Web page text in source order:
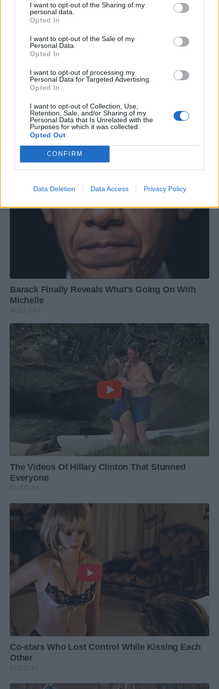
I want to opt-out of the Sharing of my
personal data.
Opted In
I want to opt-out of the Sale of my
Personal Data.
Opted In
I want to opt-out of processing my
Personal Data for Targeted Advertising.
Opted In
I want to opt-out of Collection, Use,
Retention, Sale, and/or Sharing of my
Personal Data that Is Unrelated with the
Purposes for which it was collected.
Opted Out
CONFIRM
Data Deletion Data Access Privacy Policy